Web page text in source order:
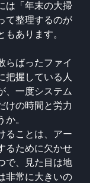
は「年末の大掃
て整理するのが
あります。
らばったファイ
把握している人
、一度システム
けの時間と労力
か。
ることは、アー
るために欠かせ
で、見た目は地
非常に大きいの